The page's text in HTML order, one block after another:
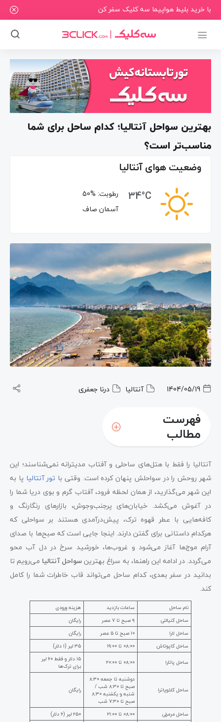
با خرید بلیط هواپیما سه کلیک سفر کن
بهترین سواحل آنتالیا؛ کدام ساحل برای شما
مناسب‌تر است؟
وضعیت هوای آنتالیا
34°C
رطوبت: 50%
آسمان صاف
1404/05/19 آنتالیا درنا جعفری
فهرست
مطالب
BLM Beach
آنتالیا را فقط با هتل‌های ساحلی و آفتاب مدیترانه نمی‌شناسند؛ این
شهر روحش را در سواحلش پنهان کرده است. وقتی با تور آنتالیا پا به
این شهر می‌گذارید، از همان لحظه فرود، آفتاب گرم و بوی دریا شما را
در آغوش می‌کشد. خیابان‌های پرجنب‌وجوش، بازارهای رنگارنگ و
کافه‌هایی با عطر قهوه ترک، پیش‌درآمدی هستند بر سواحلی که
هرکدام داستانی برای گفتن دارند. اینجا جایی است که صبح‌ها با صدای
آرام موج‌ها آغاز می‌شود و غروب‌ها، خورشید سرخ در دل آب محو
می‌گردد. در ادامه این راهنما، به سراغ بهترینسواحل آنتالیا می‌رویم تا
بدانید در سفر بعدی، کدام ساحل می‌تواند قاب خاطرات شما را کامل
کند.
نام ساحل ساعات بازدید
هزینه ورودی
ساحل کنیالتی
۹ صبح تا ۷ عصر
رایگان
ساحل لارا
۱۰ صبح تا ۵ عصر
رایگان
ساحل کاپوتاش
۰۸:۰۰ تا ۱۹:۰۰
۳۵ لیر (۱ دلار)
ساحل پاتارا
۰۸:۰۰ تا ۲۰:۰۰
۱۵ دلار و فقط ۶۰ لیر
برای ترک‌ها
ساحل کلئوپاترا
دوشنبه تا جمعه ۸:۳۰
صبح تا ۸:۳۰ شب /
شنبه و یکشنبه ۸:۳۰
صبح تا ۷:۳۰ شب
رایگان
ساحل مرمرلی ۰۸:۰۰ تا ۲۱:۰۰ ۲۵۰ لیر (۶ دلار)